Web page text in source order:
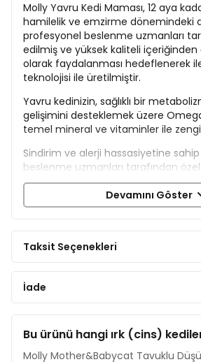
Molly Yavru Kedi Maması, 12 aya
hamilelik ve emzirme dönemindeki
profesyonel beslenme uzmanları
edilmiş ve yüksek kaliteli içeriğinden
olarak faydalanması hedeflenerek
teknolojisi ile üretilmiştir.
Yavru kedinizin, sağlıklı bir
gelişimini desteklemek üzere
temel mineral ve vitaminler ile
Sindirim ve alerji hassasiyetine
beslenme uzmanları tarafından
edilmiştir. İçeriğindeki düşük
hidrolize protein ile besin
kedinizin daha sağlıklı deri ve
Az tahıllı formülü ile kedinizin sağlıklı
Baldo Pirinç %14
Mısır %10
Devamını Göster
Taksit Seçenekleri
İade
Bu ürünü hangi ırk (cins)
Molly Mother&Babycat Tavuklu